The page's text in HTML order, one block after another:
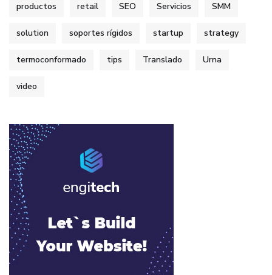
productos retail SEO Servicios SMM
solution soportes rígidos startup strategy
termoconformado tips Translado Urna
video